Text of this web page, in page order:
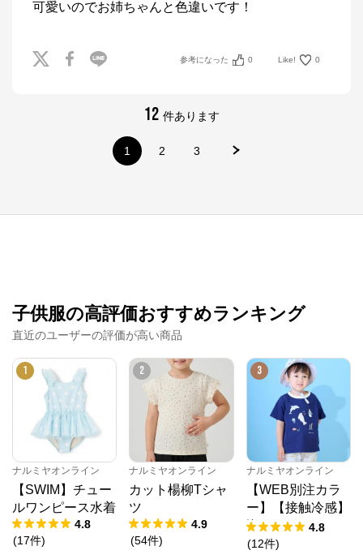
可愛いのでお姉ちゃんと色違いです！
参考になった 0 Like! 0
12 件あります
1 2 3
子供服の高評価おすすめランキング
直近のユーザーの評価が高い商品
1
ナルミヤオンライン
【SWIM】チュー
ルワンピース水着
4.8
(17件)
2
ナルミヤオンライン
カット楊柳Tシャ
ツ
4.9
(54件)
3
ナルミヤオンライン
【WEB別注カラ
ー】【接触冷感】
海のいきものアッ
プリケ半袖Tシャ
4.8
(12件)
公式ECサイト
※外部サイトが開きます
ナルミヤオンラインからのコメント
ナルミヤオンライン公式通販ショップ。人気子供服メ
ゾピアノ、プティマイン、ラブトキシック、アナスイ
ミニ等、全ブランド、全商品をご覧いただけます。